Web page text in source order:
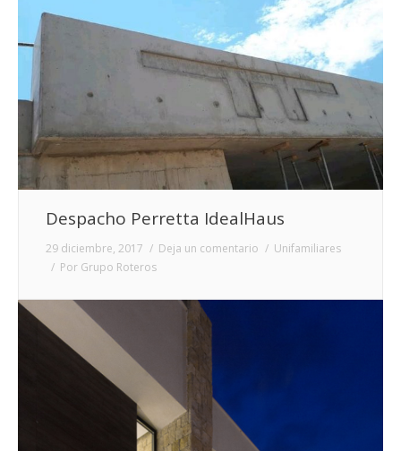
Despacho Perretta IdealHaus
29 diciembre, 2017 Deja un comentario
Unifamiliares
Por Grupo Roteros